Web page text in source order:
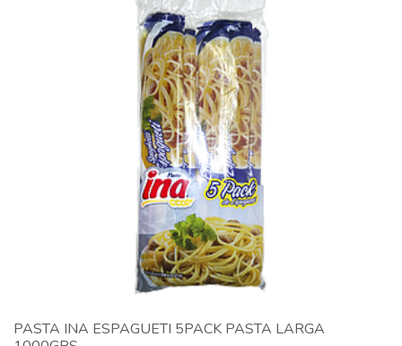
PASTA INA ESPAGUETI 5PACK PASTA LARGA